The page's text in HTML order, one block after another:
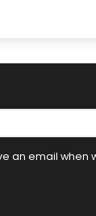
an email when